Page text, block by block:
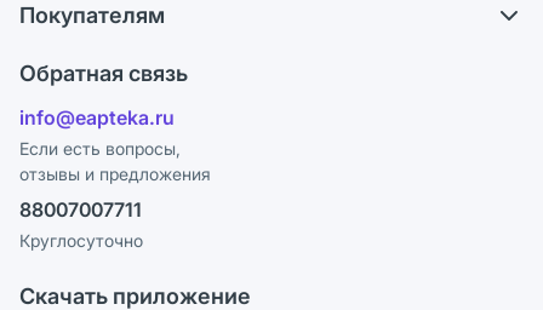
Ответы на вопросы
Блог
Карьера
Поставщики
Лицензия
Реклама на сайте
Ваши товары на ЕАПТЕКЕ
Покупателям
Программа СберСпасибо
Политика конфиденциальности
Пользовательское соглашение
Политика рекомендаций
Этика и соответствие
Обратная связь
info@eapteka.ru
Если есть вопросы,
отзывы и предложения
88007007711
Круглосуточно
Скачать приложение